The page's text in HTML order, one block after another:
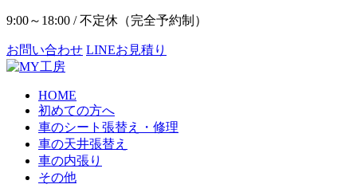
9:00～18:00 / 不定休（完全予約制）
お問い合わせ LINEお見積り
HOME
初めての方へ
車のシート張替え・修理
車の天井張替え
車の内張り
その他